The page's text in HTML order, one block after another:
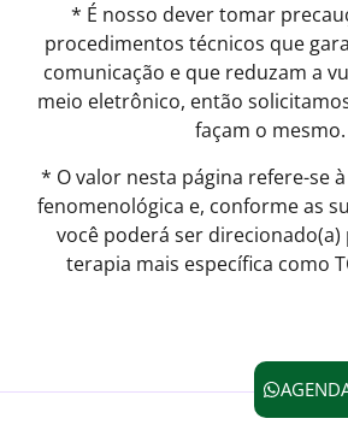
* É nosso dever tomar
procedimentos técnicos que
comunicação e que reduzam a
meio eletrônico, então
façam o mesmo.
* O valor nesta página refere-se
fenomenológica e, conforme as
você poderá ser direcionado(a)
terapia mais específica como